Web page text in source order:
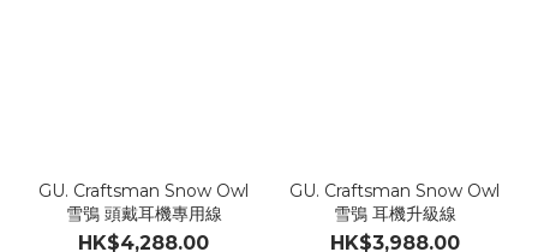
GU. Craftsman Snow Owl
雪鴞 頭戴耳機專用線
HK$4,288.00
GU. Craftsman Snow Owl
雪鴞 耳機升級線
HK$3,988.00